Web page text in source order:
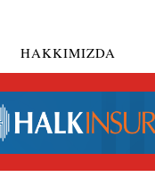
HAKKIMIZDA